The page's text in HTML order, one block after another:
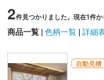
2件見つかりました。現在1件か
商品一覧 色柄一覧 詳細
自動見積